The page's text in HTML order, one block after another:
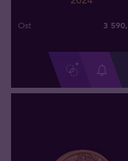
Ost 3 590,